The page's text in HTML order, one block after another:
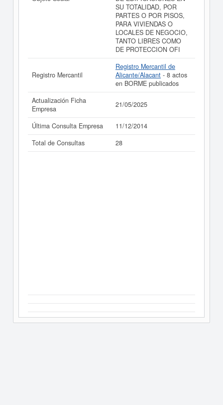
SU TOTALIDAD, POR
PARTES O POR PISOS,
PARA VIVIENDAS O
LOCALES DE NEGOCIO,
TANTO LIBRES COMO
DE PROTECCION OFI
Registro Mercantil
Registro Mercantil de
Alicante/Alacant - 8 actos
en BORME publicados
Actualización Ficha
Empresa
21/05/2025
Última Consulta Empresa
11/12/2014
Total de Consultas
28